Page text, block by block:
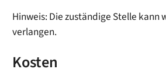
Hinweis: Die zuständige Stelle kann
verlangen.
Kosten